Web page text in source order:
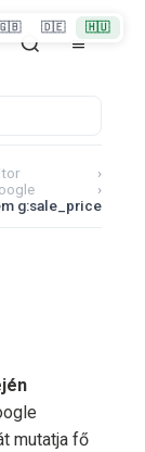
›
›
g:sale_price
mutatja fő
🇩🇪 🇭🇺